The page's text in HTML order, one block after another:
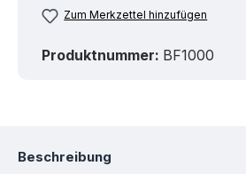
Zum Merkzettel hinzufügen
Produktnummer: BF1000
Beschreibung